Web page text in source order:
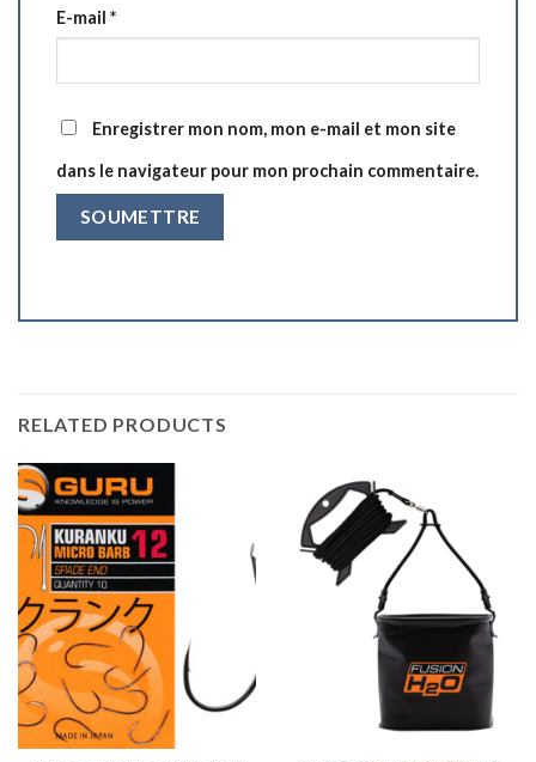
E-mail *
Enregistrer mon nom, mon e-mail et mon site
dans le navigateur pour mon prochain commentaire.
RELATED PRODUCTS